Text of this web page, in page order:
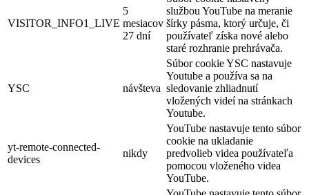
VISITOR_INFO1_LIVE
5
mesiacov
27 dní
službou YouTube na meranie
šírky pásma, ktorý určuje, či
používateľ získa nové alebo
staré rozhranie prehrávača.
YSC návšteva
Súbor cookie YSC nastavuje
Youtube a používa sa na
sledovanie zhliadnutí
vložených videí na stránkach
Youtube.
yt-remote-connected-
devices
nikdy
YouTube nastavuje tento súbor
cookie na ukladanie
predvolieb videa používateľa
pomocou vloženého videa
YouTube.